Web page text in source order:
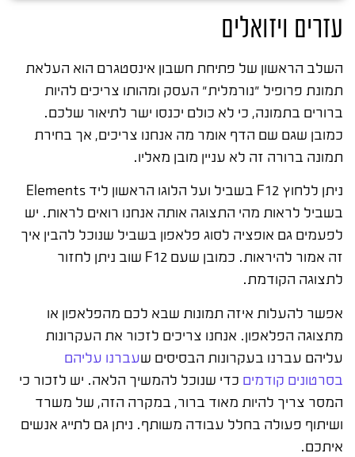
עזרים ויזואלים
השלב הראשון של פתיחת חשבון אינסטגרם הוא העלאת
תמונת פרופיל "נורמלית" העסק ומהותו צריכים להיות
ברורים בתמונה, כי לא כולם יכנסו ישר לתיאור שלכם.
כמובן שגם שם הדף אומר מה אנחנו צריכים, אך בחירת
תמונה ברורה זה לא עניין מובן מאליו.
ניתן ללחוץ F12 בשביל ועל הלוגו הראשון ליד Elements
בשביל לראות מהי התצוגה אותה אנחנו רואים לראות. יש
לפעמים גם אופציה לסוג פלאפון בשביל שנוכל להבין איך
זה אמור להיראות. כמובן שעם F12 שוב ניתן לחזור
לתצוגה הקודמת.
אפשר להעלות איזה תמונות שבא לכם מהפלאפון או
מתצוגה הפלאפון. אנחנו צריכים לזכור את העקרונות
עליהם עברנו בעקרונות הבסיסים שעברנו עליהם
בסרטונים קודמים כדי שנוכל להמשיך הלאה. יש לזכור כי
המסר צריך להיות מאוד ברור, במקרה הזה, של משרד
ושיתוף פעולה בחלל עבודה משותף. ניתן גם לתייג אנשים
איתכם.